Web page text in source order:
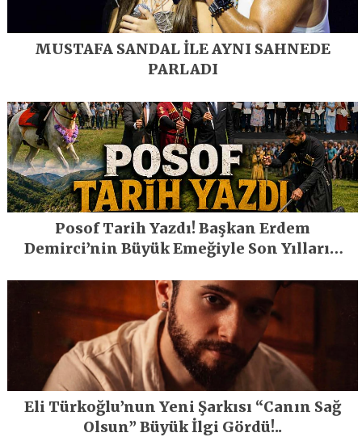
MUSTAFA SANDAL İLE AYNI SAHNEDE
PARLADI
Posof Tarih Yazdı! Başkan Erdem
Demirci’nin Büyük Emeğiyle Son Yılların
Eli Türkoğlu’nun Yeni Şarkısı “Canın Sağ
Olsun” Büyük İlgi Gördü!..